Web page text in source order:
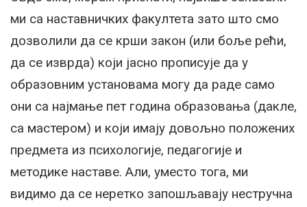
ми са наставничких факултета зато што смо
дозволили да се крши закон (или боље рећи,
да се изврда) који јасно прописује да у
образовним установама могу да раде само
они са најмање пет година образовања (дакле,
са мастером) и који имају довољно положених
предмета из психологије, педагогије и
методике наставе. Али, уместо тога, ми
видимо да се неретко запошљавају нестручна